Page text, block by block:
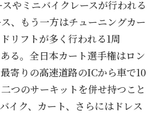
やミニバイクレースが行われる
、もう一方はチューニングカー
リフトが多く行われる1周
る。全日本カート選手権はロン
寄りの高速道路のICから車で10
つのサーキットを併せ持つこと
イク、カート、さらにはドレス